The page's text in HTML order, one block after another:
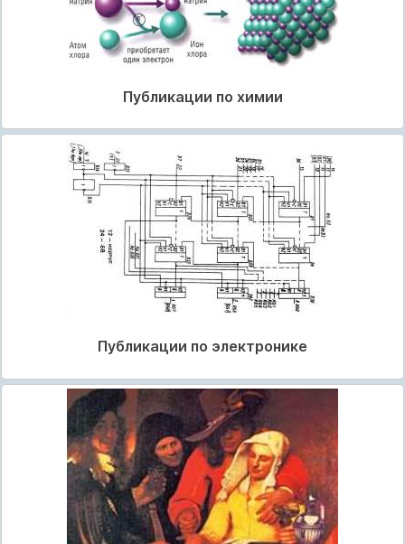
Публикации по химии
Публикации по электронике